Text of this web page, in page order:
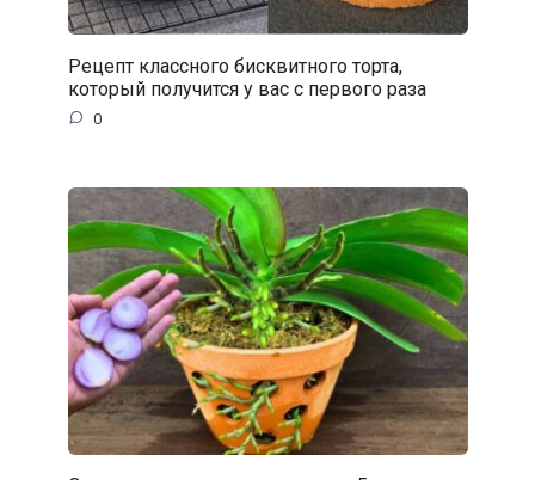
Рецепт классного бисквитного торта,
который получится у вас с первого раза
0